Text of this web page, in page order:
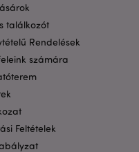
találkozót
Rendelések
számára
Feltételek
Google